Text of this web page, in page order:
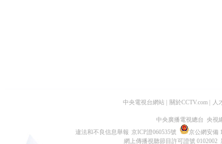
中央電視台網站 關於CCTV.com 人
中央廣播電視總台 央視
違法和不良信息舉報 京ICP證060535號
京公網安備
網上傳播視聽節目許可證號 0102002